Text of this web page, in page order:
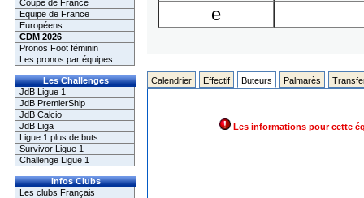
Coupe de France
Equipe de France
Européens
CDM 2026
Pronos Foot féminin
Les pronos par équipes
Les Challenges
JdB Ligue 1
JdB PremierShip
JdB Calcio
JdB Liga
Ligue 1 plus de buts
Survivor Ligue 1
Challenge Ligue 1
Infos Clubs
Les clubs Français
e
Calendrier Effectif Buteurs Palmarès
Les informations pour cette